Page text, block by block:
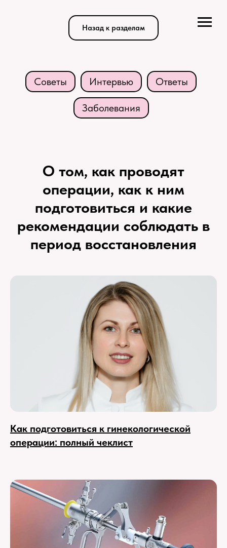
Назад к разделам
Советы Интервью Ответы
Заболевания
О том, как проводят
операции, как к ним
подготовиться и какие
рекомендации соблюдать в
период восстановления
Как подготовиться к гинекологической
операции: полный чеклист